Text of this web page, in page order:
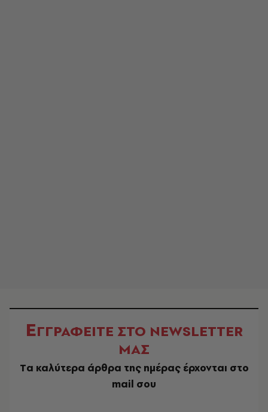
ΕΓΓΡΑΦΕΙΤΕ ΣΤΟ NEWSLETTER
ΜΑΣ
Tα καλύτερα άρθρα της ημέρας έρχονται στο
mail σου